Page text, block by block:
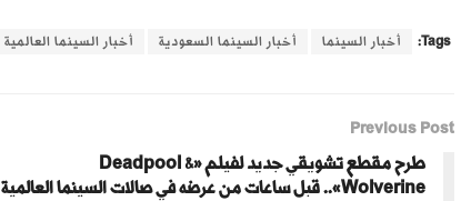
Tags: أخبار السينما أخبار السينما السعودية أخبار السينما العالمية
Previous Post
طرح مقطع تشويقي جديد لفيلم «Deadpool &
Wolverine».. قبل ساعات من عرضه في صالات السينما العالمية